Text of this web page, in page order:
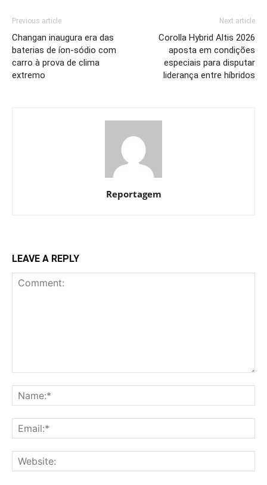
Previous article
Changan inaugura era das
baterias de íon-sódio com
carro à prova de clima
extremo
Next article
Corolla Hybrid Altis 2026
aposta em condições
especiais para disputar
liderança entre híbridos
Reportagem
LEAVE A REPLY